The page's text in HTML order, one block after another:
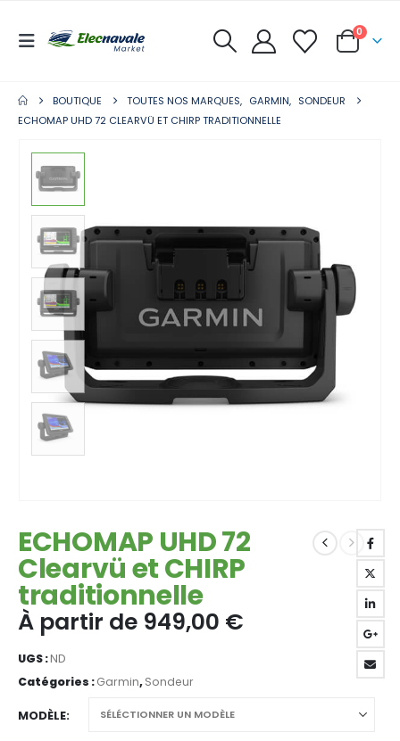
0
BOUTIQUE TOUTES NOS MARQUES, GARMIN, SONDEUR
ECHOMAP UHD 72 CLEARVÜ ET CHIRP TRADITIONNELLE
ECHOMAP UHD 72
Clearvü et CHIRP
traditionnelle
À partir de 949,00 €
UGS :ND
Catégories :Garmin,Sondeur
MODÈLE